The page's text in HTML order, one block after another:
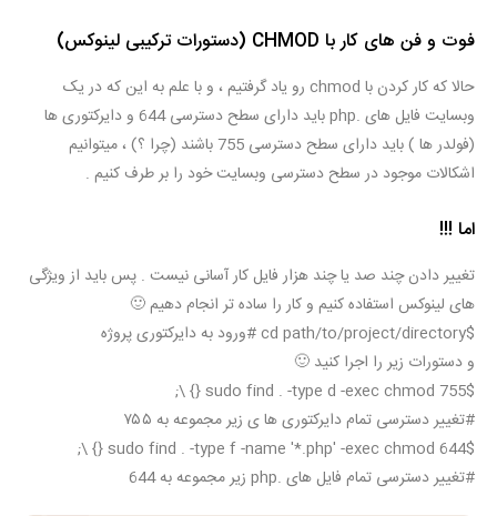
فوت و فن های کار با CHMOD (دستورات ترکیبی لینوکس)
حالا که کار کردن با chmod رو یاد گرفتیم ، و با علم به این که در یک
وبسایت فایل های .php باید دارای سطح دسترسی 644 و دایرکتوری ها
(فولدر ها ) باید دارای سطح دسترسی 755 باشند (چرا ؟) ، میتوانیم
اشکالات موجود در سطح دسترسی وبسایت خود را بر طرف کنیم .
اما !!!
تغییر دادن چند صد یا چند هزار فایل کار آسانی نیست . پس باید از ویژگی
های لینوکس استفاده کنیم و کار را ساده تر انجام دهیم 🙂
$cd
path/to/project/directory
#ورود به دایرکتوری پروژه
و دستورات زیر را اجرا کنید 🙂
$sudo
find . -type d -exec chmod 755
{
}
\
;
#تغییر دسترسی تمام دایرکتوری ها ی زیر مجموعه به ۷۵۵
$sudo
find . -type f -name '*.php' -exec chmod 644
{
}
\
;
#تغییر دسترسی تمام فایل های .php زیر مجموعه به 644